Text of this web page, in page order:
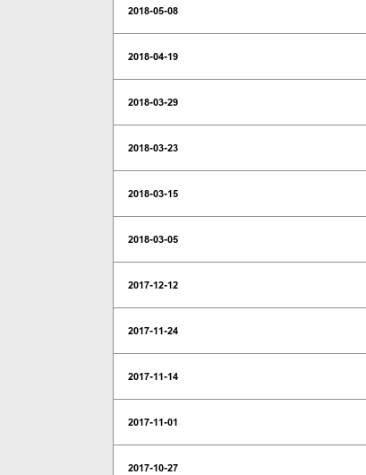
2018-05-08
2018-04-19
2018-03-29
2018-03-23
2018-03-15
2018-03-05
2017-12-12
2017-11-24
2017-11-14
2017-11-01
2017-10-27